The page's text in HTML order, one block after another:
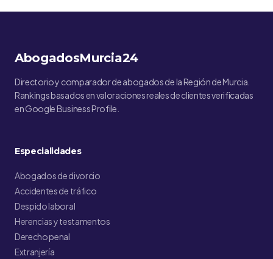
AbogadosMurcia24
Directorio y comparador de abogados de la Región de Murcia.
Rankings basados en valoraciones reales de clientes verificadas
en Google Business Profile.
Especialidades
Abogados de divorcio
Accidentes de tráfico
Despido laboral
Herencias y testamentos
Derecho penal
Extranjería